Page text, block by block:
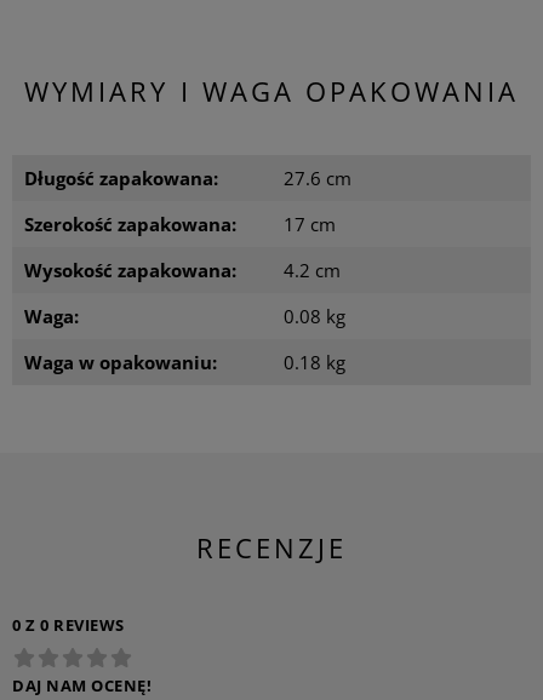
WYMIARY I WAGA OPAKOWANIA
Długość zapakowana:
27.6 cm
Szerokość zapakowana:
17 cm
Wysokość zapakowana:
4.2 cm
Waga:
0.08 kg
Waga w opakowaniu:
0.18 kg
RECENZJE
0 Z 0 REVIEWS
DAJ NAM OCENĘ!